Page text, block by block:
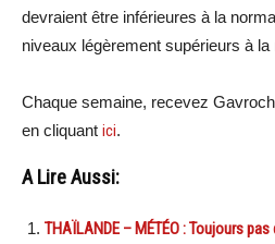
devraient être inférieures à la
niveaux légèrement supérieurs à
Chaque semaine, recevez
en cliquant ici.
A Lire Aussi:
THAÏLANDE – MÉTÉO : Toujours